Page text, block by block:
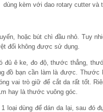
kèm với dao rotary cutter và
hoặc bút chì đầu nhỏ. Tuy
đối không được sử dụng.
đủ ê ke, đo độ, thước thẳng,
đồ bạn cần làm là được.
vai trò giữ để cắt da rất tốt.
hay là thước vuông góc.
loại dùng để dán da lại, sau đó